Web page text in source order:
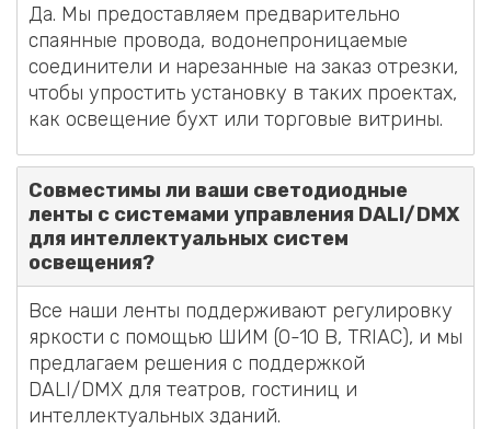
Да. Мы предоставляем предварительно
спаянные провода, водонепроницаемые
соединители и нарезанные на заказ отрезки,
чтобы упростить установку в таких проектах,
как освещение бухт или торговые витрины.
Совместимы ли ваши светодиодные
ленты с системами управления DALI/DMX
для интеллектуальных систем
освещения?
Все наши ленты поддерживают регулировку
яркости с помощью ШИМ (0-10 В, TRIAC), и мы
предлагаем решения с поддержкой
DALI/DMX для театров, гостиниц и
интеллектуальных зданий.